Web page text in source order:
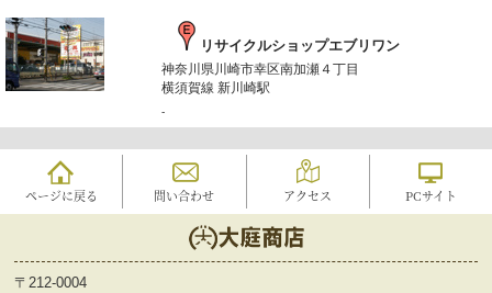
リサイクルショップエブリワン
神奈川県川崎市幸区南加瀬４丁目
横須賀線 新川崎駅
-
ページに戻る 問い合わせ アクセス PCサイト
〒212-0004